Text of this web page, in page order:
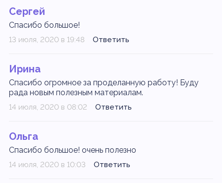
Сергей
Спасибо большое!
13 июля, 2020 в 19:48 Ответить
Ирина
Спасибо огромное за проделанную работу! Буду
рада новым полезным материалам.
14 июля, 2020 в 08:02 Ответить
Ольга
Спасибо большое! очень полезно
14 июля, 2020 в 10:03 Ответить